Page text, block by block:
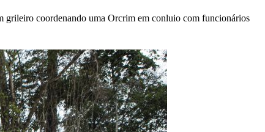
grileiro coordenando uma Orcrim em conluio com funcionários